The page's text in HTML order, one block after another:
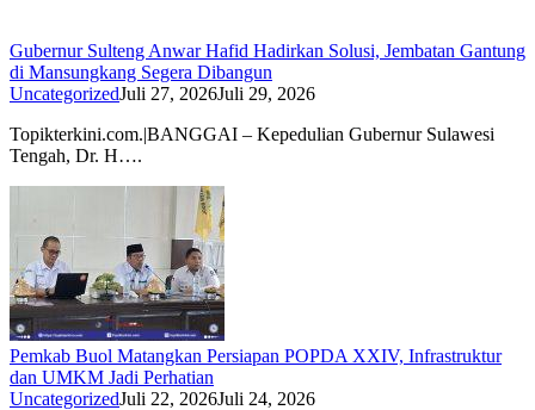
Gubernur Sulteng Anwar Hafid Hadirkan Solusi, Jembatan Gantung
di Mansungkang Segera Dibangun
UncategorizedJuli 27, 2026Juli 29, 2026
Topikterkini.com.|BANGGAI – Kepedulian Gubernur Sulawesi
Tengah, Dr. H….
Pemkab Buol Matangkan Persiapan POPDA XXIV, Infrastruktur
dan UMKM Jadi Perhatian
UncategorizedJuli 22, 2026Juli 24, 2026